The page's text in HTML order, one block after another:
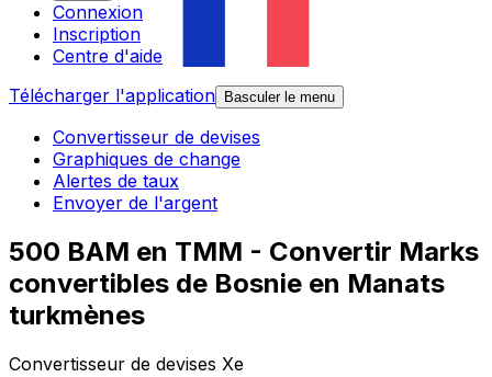
Connexion
Inscription
Centre d'aide
Télécharger l'application
Basculer le menu
Convertisseur de devises
Graphiques de change
Alertes de taux
Envoyer de l'argent
500 BAM en TMM - Convertir Marks
convertibles de Bosnie en Manats
turkmènes
Convertisseur de devises Xe